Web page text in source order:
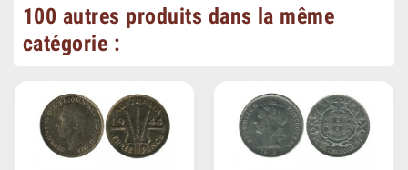
100 autres produits dans la même
catégorie :